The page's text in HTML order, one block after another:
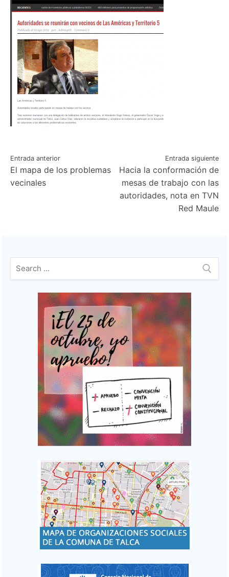
Navegación
de
Entrada anterior
El mapa de los problemas
vecinales
Entrada siguiente
Hacia la conformación de
mesas de trabajo con las
autoridades, nota en TVN
Red Maule
Buscar: